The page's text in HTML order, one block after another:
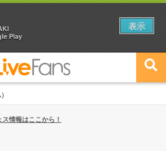
)
2026年上半期編発表！
ス情報はここから！
Play
表示